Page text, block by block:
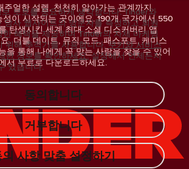
주얼한 설렘, 천천히 알아가는 관계까지.
이 시작되는 곳이에요. 190개 국가에서 550
탄생시킨 세계 최대 소셜 디스커버리 앱
. 더블 데이트, 뮤직 모드, 패스포트, 케미스
을 통해 나에게 꼭 맞는 사람을 찾을 수 있어
서 무료로 다운로드하세요.
보호를 중요하게 생각합니다. Tinder와
당사 웹사이트의 방문자를 측정하고 회원
혜택을 제공하며 Tinder의 자체 마케팅
위해 추적기를 사용합니다. 쿠키와 서비스
한 정보를 확인하세요. 설정에서 언제든지
있습니다.
동의합니다
거부합니다
사항 맞춤 설정하기